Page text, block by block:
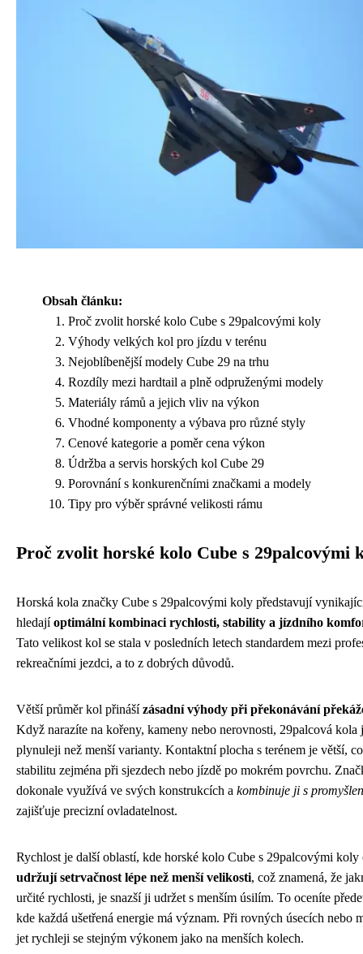
Obsah článku:
Proč zvolit horské kolo Cube s 29palcovými koly
Výhody velkých kol pro jízdu v terénu
Nejoblíbenější modely Cube 29 na trhu
Rozdíly mezi hardtail a plně odpruženými modely
Materiály rámů a jejich vliv na výkon
Vhodné komponenty a výbava pro různé styly
Cenové kategorie a poměr cena výkon
Údržba a servis horských kol Cube 29
Porovnání s konkurenčními značkami a modely
Tipy pro výběr správné velikosti rámu
Proč zvolit horské kolo Cube s 29palcovými
Horská kola značky Cube s 29palcovými koly představují
hledajíoptimální kombinaci rychlosti, stability a jízdního
Tato velikost kol se stala v posledních letech standardem mezi
rekreačními jezdci, a to z dobrých důvodů.
Větší průměr kol přinášízásadní výhody při překonávání
Když narazíte na kořeny, kameny nebo nerovnosti, 29palcová kola
plynuleji než menší varianty. Kontaktní plocha s terénem je větší,
stabilitu zejména při sjezdech nebo jízdě po mokrém povrchu.
dokonale využívá ve svých konstrukcích a kombinuje ji s
zajišťuje precizní ovladatelnost.
Rychlost je další oblastí, kde horské kolo Cube s 29palcovými
udržují setrvačnost lépe než menší velikosti, což znamená, že
určité rychlosti, je snazší ji udržet s menším úsilím. To oceníte
kde každá ušetřená energie má význam. Při rovných úsecích nebo
jet rychleji se stejným výkonem jako na menších kolech.